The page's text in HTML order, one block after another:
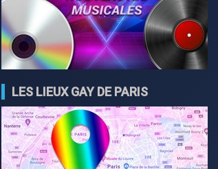
LES LIEUX GAY DE PARIS